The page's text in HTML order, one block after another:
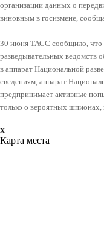
организации данных о
виновным в госизмене,
30 июня ТАСС сообщило, что
разведывательных ведомств
в аппарат Национальной
сведениям, аппарат
предпринимает активные
только о вероятных
x
Карта места